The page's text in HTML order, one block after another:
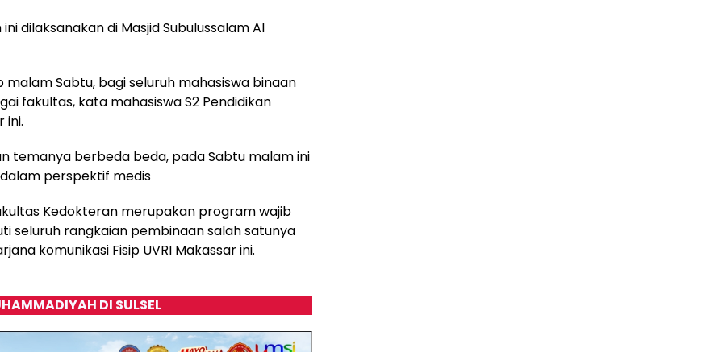
dilaksanakan di Masjid Subulussalam Al
Sabtu, bagi seluruh mahasiswa binaan
fakultas, kata mahasiswa S2 Pendidikan
ini.
temanya berbeda beda, pada Sabtu malam ini
perspektif medis
Kedokteran merupakan program wajib
seluruh rangkaian pembinaan salah satunya
komunikasi Fisip UVRI Makassar ini.
DI SULSEL